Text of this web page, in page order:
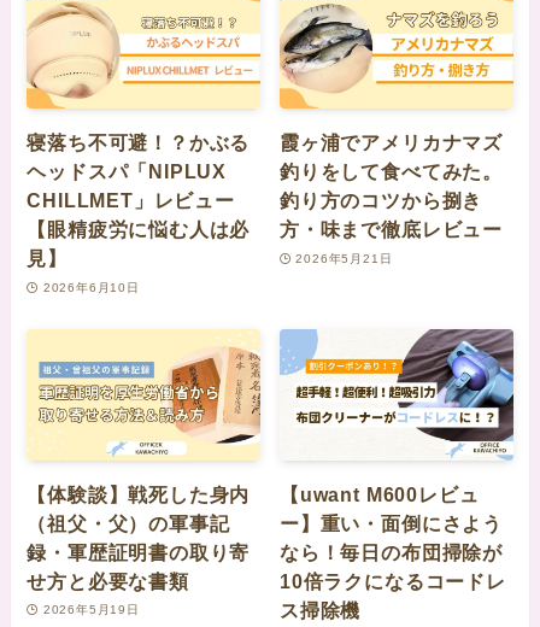
寝落ち不可避！？かぶる
ヘッドスパ「NIPLUX
CHILLMET」レビュー
【眼精疲労に悩む人は必
見】
2026年6月10日
霞ヶ浦でアメリカナマズ
釣りをして食べてみた。
釣り方のコツから捌き
方・味まで徹底レビュー
2026年5月21日
【体験談】戦死した身内
（祖父・父）の軍事記
録・軍歴証明書の取り寄
せ方と必要な書類
2026年5月19日
【uwant M600レビュ
ー】重い・面倒にさよう
なら！毎日の布団掃除が
10倍ラクになるコードレ
ス掃除機